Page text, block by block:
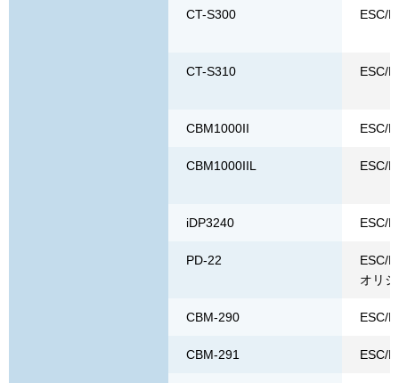
CT-S300 ESC/
CT-S310 ESC/
CBM1000II ESC/
CBM1000IIL ESC/
iDP3240 ESC/
PD-22
ESC/P
オリ
CBM-290 ESC/
CBM-291 ESC/